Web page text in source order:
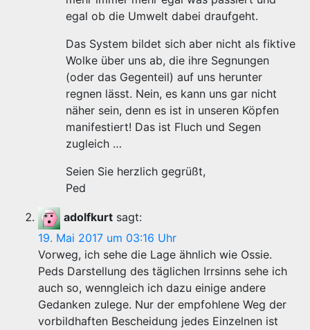
egal ob die Umwelt dabei draufgeht.
Das System bildet sich aber nicht als fiktive
Wolke über uns ab, die ihre Segnungen
(oder das Gegenteil) auf uns herunter
regnen lässt. Nein, es kann uns gar nicht
näher sein, denn es ist in unseren Köpfen
manifestiert! Das ist Fluch und Segen
zugleich …
Seien Sie herzlich gegrüßt,
Ped
adolfkurt sagt:
19. Mai 2017 um 03:16 Uhr
Vorweg, ich sehe die Lage ähnlich wie Ossie.
Peds Darstellung des täglichen Irrsinns sehe ich
auch so, wenngleich ich dazu einige andere
Gedanken zulege. Nur der empfohlene Weg der
vorbildhaften Bescheidung jedes Einzelnen ist